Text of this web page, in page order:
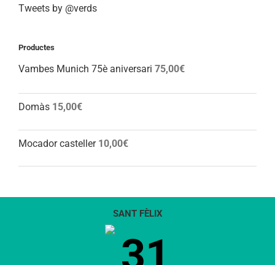
Tweets by @verds
Productes
Vambes Munich 75è aniversari 75,00€
Domàs 15,00€
Mocador casteller 10,00€
SANT FÈLIX